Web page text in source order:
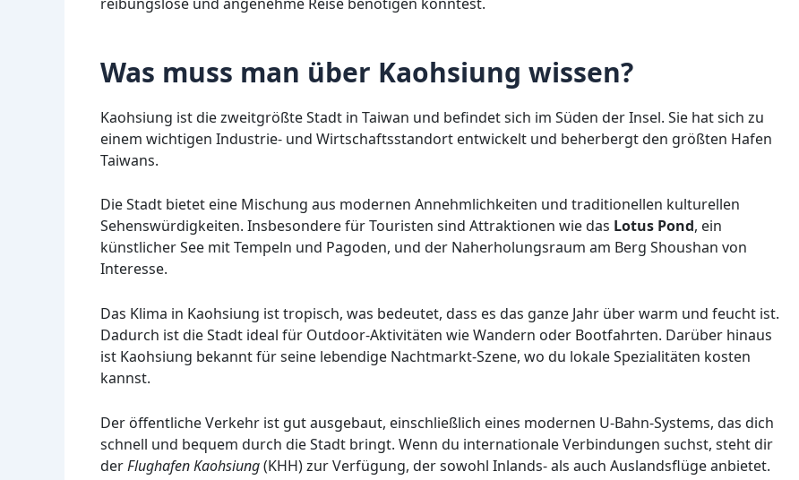
Was muss man über Kaohsiung wissen?
Kaohsiung ist die zweitgrößte Stadt in Taiwan und befindet sich im Süden der Insel. Sie hat sich zu
einem wichtigen Industrie- und Wirtschaftsstandort entwickelt und beherbergt den größten Hafen
Taiwans.
Die Stadt bietet eine Mischung aus modernen Annehmlichkeiten und traditionellen kulturellen
Sehenswürdigkeiten. Insbesondere für Touristen sind Attraktionen wie das Lotus Pond, ein
künstlicher See mit Tempeln und Pagoden, und der Naherholungsraum am Berg Shoushan von
Interesse.
Das Klima in Kaohsiung ist tropisch, was bedeutet, dass es das ganze Jahr über warm und feucht ist.
Dadurch ist die Stadt ideal für Outdoor-Aktivitäten wie Wandern oder Bootfahrten. Darüber hinaus
ist Kaohsiung bekannt für seine lebendige Nachtmarkt-Szene, wo du lokale Spezialitäten kosten
kannst.
Der öffentliche Verkehr ist gut ausgebaut, einschließlich eines modernen U-Bahn-Systems, das dich
schnell und bequem durch die Stadt bringt. Wenn du internationale Verbindungen suchst, steht dir
derFlughafen Kaohsiung(KHH) zur Verfügung, der sowohl Inlands- als auch Auslandsflüge anbietet.